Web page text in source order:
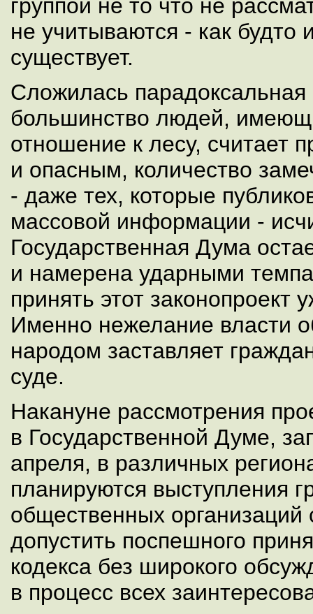
группой не то что не
не учитываются - как будто
существует.
Сложилась парадоксальная
большинство людей,
отношение к лесу, считает
и опасным, количество
- даже тех, которые
массовой информации -
Государственная Дума
и намерена ударными
принять этот законопроект
Именно нежелание власти
народом заставляет
суде.
Накануне рассмотрения
в Государственной Думе,
апреля, в различных
планируются выступления
общественных
допустить поспешного
кодекса без широкого
в процесс всех